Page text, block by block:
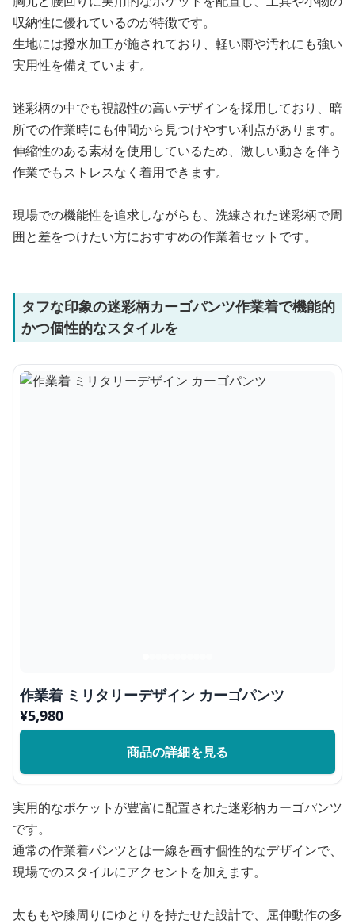
収納性に優れているのが特徴です。
生地には撥水加工が施されており、軽い雨や汚れにも強い
実用性を備えています。
迷彩柄の中でも視認性の高いデザインを採用しており、暗
所での作業時にも仲間から見つけやすい利点があります。
伸縮性のある素材を使用しているため、激しい動きを伴う
作業でもストレスなく着用できます。
現場での機能性を追求しながらも、洗練された迷彩柄で周
囲と差をつけたい方におすすめの作業着セットです。
タフな印象の迷彩柄カーゴパンツ作業着で機能的
かつ個性的なスタイルを
作業着 ミリタリーデザイン カーゴパンツ
¥5,980
商品の詳細を見る
実用的なポケットが豊富に配置された迷彩柄カーゴパンツ
です。
通常の作業着パンツとは一線を画す個性的なデザインで、
現場でのスタイルにアクセントを加えます。
太ももや膝周りにゆとりを持たせた設計で、屈伸動作の多